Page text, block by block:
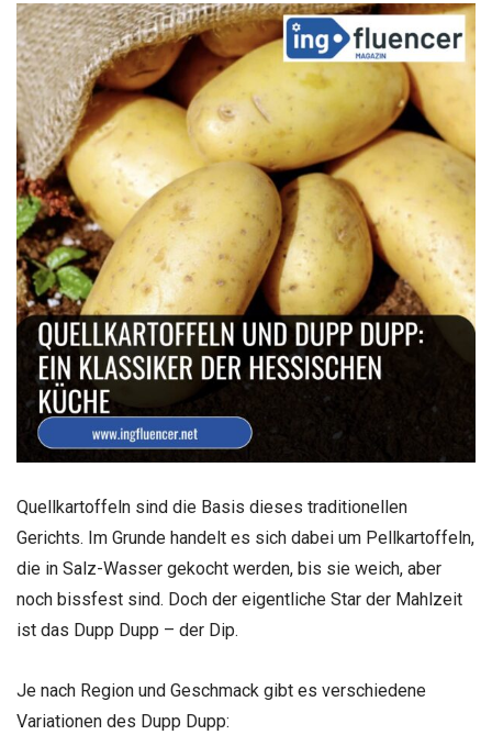
Quellkartoffeln sind die Basis dieses traditionellen
Gerichts. Im Grunde handelt es sich dabei um Pellkartoffeln,
die in Salz-Wasser gekocht werden, bis sie weich, aber
noch bissfest sind. Doch der eigentliche Star der Mahlzeit
ist das Dupp Dupp – der Dip.
Je nach Region und Geschmack gibt es verschiedene
Variationen des Dupp Dupp: